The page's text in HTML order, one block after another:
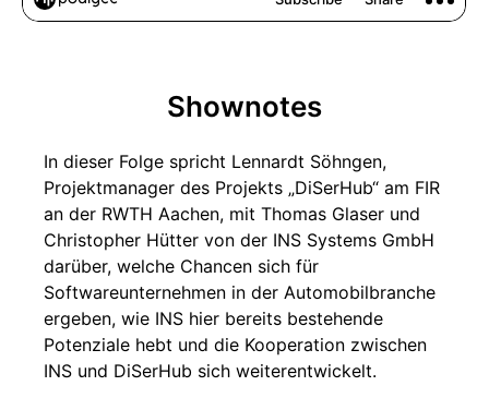
Shownotes
In dieser Folge spricht Lennardt Söhngen,
Projektmanager des Projekts „DiSerHub“ am FIR
an der RWTH Aachen, mit Thomas Glaser und
Christopher Hütter von der INS Systems GmbH
darüber, welche Chancen sich für
Softwareunternehmen in der Automobilbranche
ergeben, wie INS hier bereits bestehende
Potenziale hebt und die Kooperation zwischen
INS und DiSerHub sich weiterentwickelt.